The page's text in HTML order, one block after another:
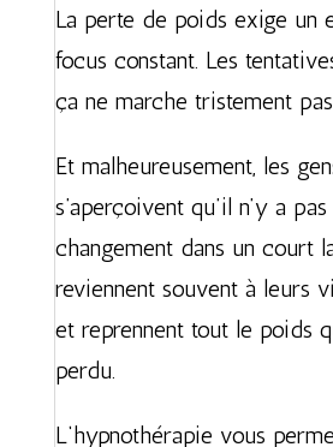
La perte de poids exige un
focus constant. Les
ça ne marche tristement
Et malheureusement, les
s’aperçoivent qu’il n’y a
changement dans un court
reviennent souvent à leurs
et reprennent tout le poids
perdu.
L‘hypnothérapie vous